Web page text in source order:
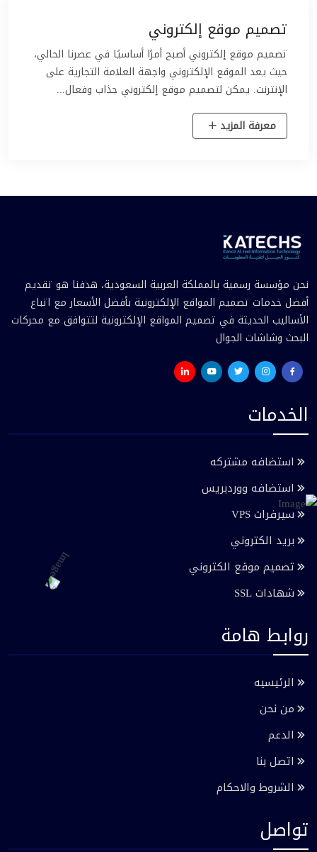
تصميم موقع إلكتروني
تصميم موقع إلكتروني أصبح أمرًا أساسيًا في عصرنا الحالي،
حيث يعد الموقع الإلكتروني واجهة العلامة التجارية على
الإنترنت. يمكن لتصميم موقع إلكتروني جذاب وفعال...
معرفة المزيد
نحن مؤسسة رسمية بالمملكة العربية السعودية، هدفنا هو تقديم
أفضل خدمات تصميم المواقع الإلكترونية بأفضل الأسعار مع اتباع
الأساليب الحديثة في تصميم المواقع الإلكترونية لتتوافق مع محركات
البحث وشاشات الجوال
الخدمات
استضافه مشتركه
استضافه ووردبريس
سيرفرات VPS
بريد الكتروني
تصميم موقع الكتروني
شهادات SSL
روابط هامة
الرئيسيه
من نحن
الدعم
اتصل بنا
الشروط والاحكام
تواصل